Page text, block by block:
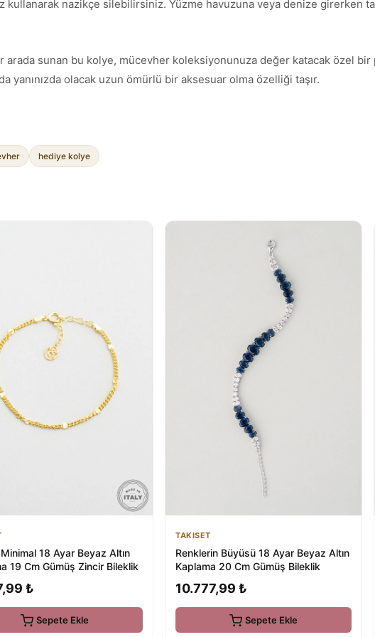
nazikçe silebilirsiniz. Yüzme havuzuna veya denize girerken
arada sunan bu kolye, mücevher koleksiyonunuza değer katacak özel bir
yanınızda olacak uzun ömürlü bir aksesuar olma özelliği taşır.
hediye kolye
18 Ayar Beyaz Altın
19 Cm Gümüş Zincir Bileklik
₺
Sepete Ekle
TAKISET
Renklerin Büyüsü 18 Ayar Beyaz Altın
Kaplama 20 Cm Gümüş Bileklik
10.777,99 ₺
Sepete Ekle